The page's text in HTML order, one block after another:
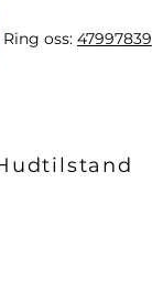
Ring oss: 47997839